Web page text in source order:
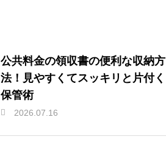
公共料金の領収書の便利な収納方
法！見やすくてスッキリと片付く
保管術
2026.07.16